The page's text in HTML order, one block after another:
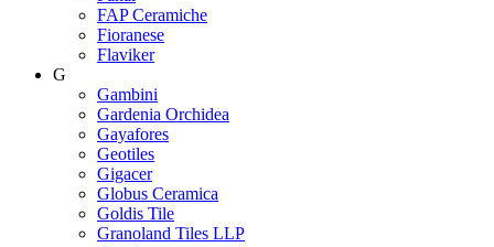
FAP Ceramiche
Fioranese
Flaviker
G
Gambini
Gardenia Orchidea
Gayafores
Geotiles
Gigacer
Globus Ceramica
Goldis Tile
Granoland Tiles LLP